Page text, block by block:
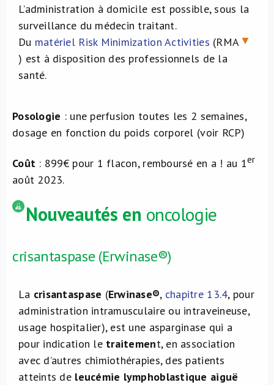
L’administration à domicile est possible, sous la
surveillance du médecin traitant.
Du matériel Risk Minimization Activities (RMA
) est à disposition des professionnels de la
santé.
Posologie : une perfusion toutes les 2 semaines,
dosage en fonction du poids corporel (voir RCP)
Coût : 899€ pour 1 flacon, remboursé en a ! au 1er
août 2023.
Nouveautés en oncologie
crisantaspase (Erwinase®)
La crisantaspase (Erwinase®, chapitre 13.4, pour
administration intramusculaire ou intraveineuse,
usage hospitalier), est une asparginase qui a
pour indication le traitement, en association
avec d’autres chimiothérapies, des patients
atteints de leucémie lymphoblastique aiguë